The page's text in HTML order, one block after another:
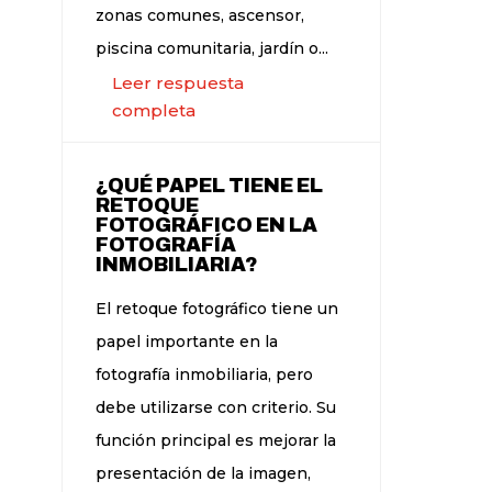
zonas comunes, ascensor,
piscina comunitaria, jardín o...
Leer respuesta
completa
¿QUÉ PAPEL TIENE EL
RETOQUE
FOTOGRÁFICO EN LA
FOTOGRAFÍA
INMOBILIARIA?
El retoque fotográfico tiene un
papel importante en la
fotografía inmobiliaria, pero
debe utilizarse con criterio. Su
función principal es mejorar la
presentación de la imagen,